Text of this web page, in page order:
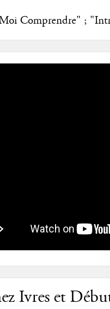
Comprendre" ;
Ivres et